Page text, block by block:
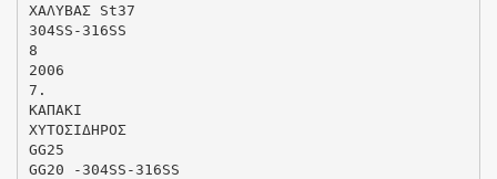
ΧΑΛΥΒΑΣ St37
304SS-316SS
8
2006
7.
ΚΑΠΑΚΙ
ΧΥΤΟΣΙΔΗΡΟΣ
GG25
GG20 -304SS-316SS